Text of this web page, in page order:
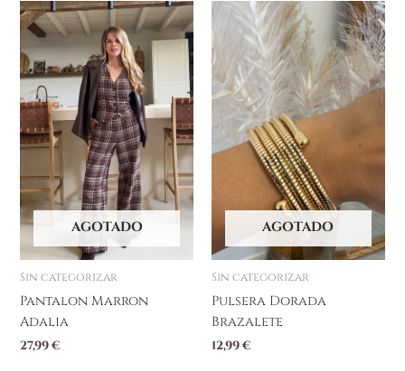
AGOTADO
Sin categorizar
Pantalon Marron
Adalia
27,99€
Este
producto
tiene
múltiples
variantes.
Las
opciones
se
pueden
elegir
en
página
de
producto
AGOTADO
Sin categorizar
Pulsera Dorada
Brazalete
12,99€